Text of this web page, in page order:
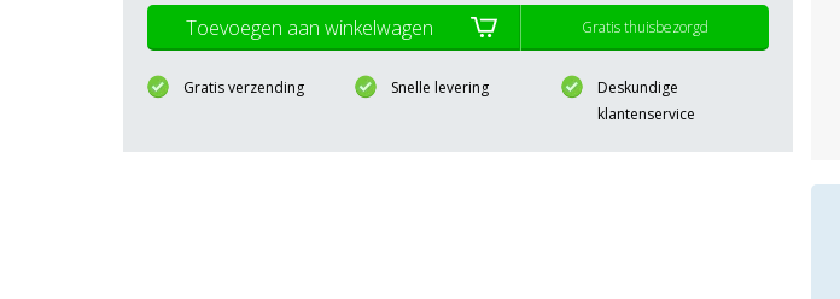
Toevoegen aan winkelwagen Gratis thuisbezorgd
Gratis verzending Snelle levering
Deskundige
klantenservice